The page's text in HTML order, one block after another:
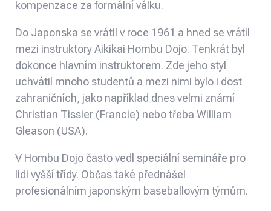
kompenzace za formální válku.
Do Japonska se vrátil v roce 1961 a hned se vrátil
mezi instruktory Aikikai Hombu Dojo. Tenkrát byl
dokonce hlavním instruktorem. Zde jeho styl
uchvátil mnoho studentů a mezi nimi bylo i dost
zahraničních, jako například dnes velmi známí
Christian Tissier (Francie) nebo třeba William
Gleason (USA).
V Hombu Dojo často vedl speciální semináře pro
lidi vyšší třídy. Občas také přednášel
profesionálním japonským baseballovým týmům.